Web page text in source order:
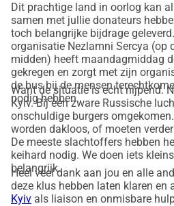
Dit prachtige land in oorlog kan
samen met jullie donateurs
toch belangrijke bijdrage
organisatie Nezlamni Sercya (op
midden) heeft maandagmiddag
gekregen en zorgt met zijn
de bus bij de mensen
nodig hebben.
Want de situatie is echt nijpend.
Kyiv. Bij een zware Russische
onschuldige burgers
worden dakloos, of moeten
De meeste slachtoffers hebben
keihard nodig. We doen iets
belangrijk.
Heel veel dank aan jou en alle
deze klus hebben laten klaren en
Kyiv als liaison en onmisbare